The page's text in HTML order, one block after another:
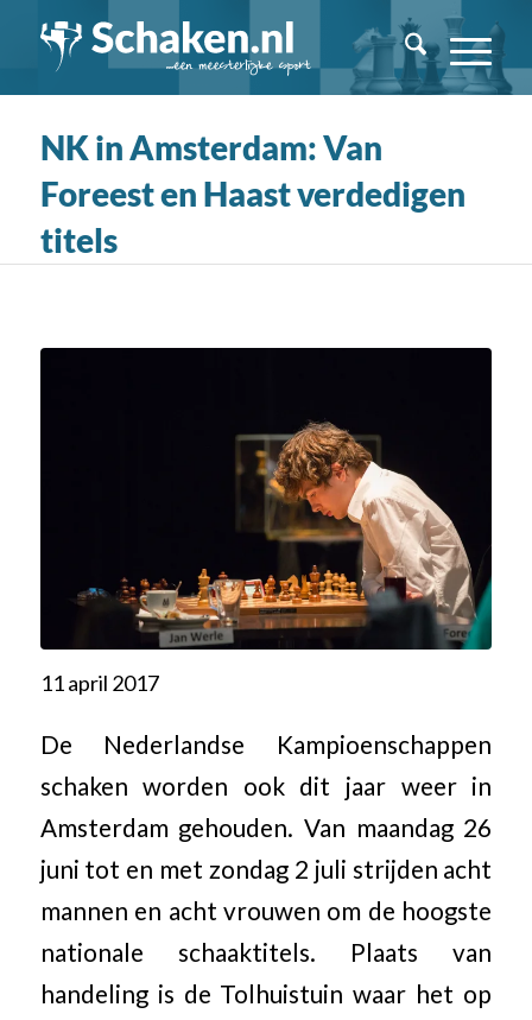
NK in Amsterdam: Van
Foreest en Haast verdedigen
titels
11 april 2017
De Nederlandse Kampioenschappen
schaken worden ook dit jaar weer in
Amsterdam gehouden. Van maandag 26
juni tot en met zondag 2 juli strijden acht
mannen en acht vrouwen om de hoogste
nationale schaaktitels. Plaats van
handeling is de Tolhuistuin waar het op